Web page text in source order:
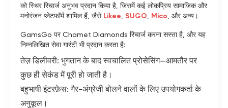
को स्थिर रिचार्ज अनुभव प्रदान किया है, जिसमें कई लोकप्रिय सामाजिक और
मनोरंजन प्लेटफॉर्म शामिल हैं, जैसे Likee SUGO Mico , और अन्य।
GamsGo पर Chamet Diamonds रिचार्ज करना सस्ता है, और यह
निम्नलिखित सेवा गारंटी भी प्रदान करता है:
तेज़ डिलीवरी: भुगतान के बाद स्वचालित प्रोसेसिंग—आमतौर पर
कुछ ही सेकंड में पूरी हो जाती है।
बहुभाषी इंटरफ़ेस: गैर-अंग्रेजी बोलने वालों के लिए उपयोगकर्ता के
अनुकूल।